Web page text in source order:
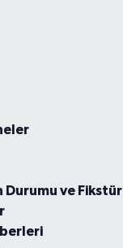
Durumu ve Fikstür